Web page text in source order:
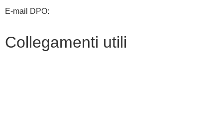
E-mail DPO:
Collegamenti utili